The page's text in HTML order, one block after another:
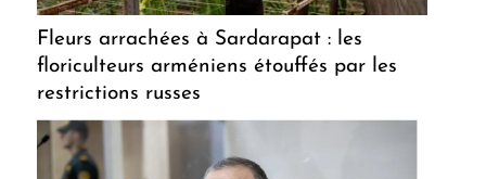
Fleurs arrachées à Sardarapat : les
floriculteurs arméniens étouffés par les
restrictions russes